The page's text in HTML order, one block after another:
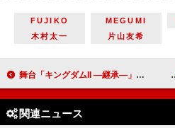
FUJIKO MEGUMI
木村太一
片山友希
舞台「キングダムII ―継承―」三浦宏規・高野洸・山本千尋・山口祐一郎、「死力を尽くさなければいけない」作品に再び挑む【インタビュー】
関連ニュース